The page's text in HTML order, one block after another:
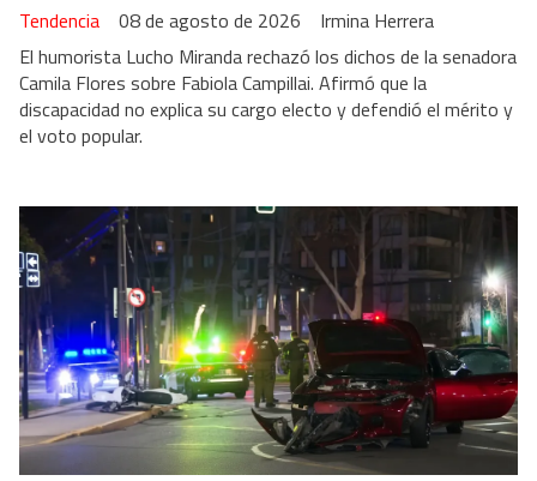
Irmina Herrera
Tendencia
08 de agosto de 2026
El humorista Lucho Miranda rechazó los dichos de la senadora
Camila Flores sobre Fabiola Campillai. Afirmó que la
discapacidad no explica su cargo electo y defendió el mérito y
el voto popular.